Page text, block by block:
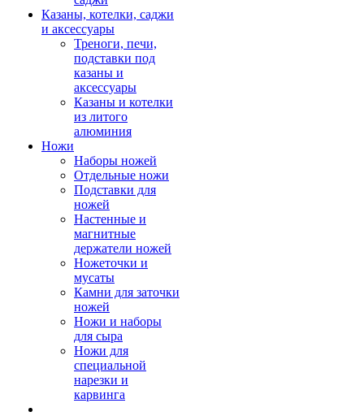
Казаны, котелки, саджи
и аксессуары
Треноги, печи,
подставки под
казаны и
аксессуары
Казаны и котелки
из литого
алюминия
Ножи
Наборы ножей
Отдельные ножи
Подставки для
ножей
Настенные и
магнитные
держатели ножей
Ножеточки и
мусаты
Камни для заточки
ножей
Ножи и наборы
для сыра
Ножи для
специальной
нарезки и
карвинга